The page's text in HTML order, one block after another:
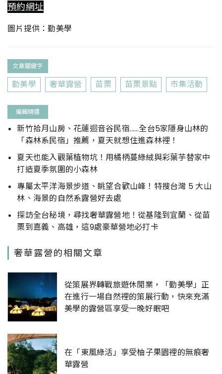
預約網址
圖片提供：勤美學
文章關鍵字
勤美學 奢華露營 苗栗 苗栗景點 市集活動
編輯精選
新竹拾月山房、花蓮迴音谷民宿……全台5家隱身山林的
「森林系民宿」推薦，夏天就想住進森林裡！
夏天也能入觀葉植物坑！用橘柄蔓綠絨與彩葉芋替家中
打造夏季氛圍的小森林
專屬太平洋海景步道、眺望合歡山峰！特搜台灣 5 大山
林、海景的自然系露營好去處
探訪全台秘境，尋找奢華露營地！從基隆到宜蘭、從苗
栗到嘉義、高雄，這9處豪華營地必打卡
奢華露營的相關文章
從策展界轉戰旅遊休閒業，「勤美學」正
在進行一場自然裡的策展行動，快來充滿
美學的露營區享受一晚好眠吧
在「東風綠活」享受柚子果園裡的無痕奢
華露營